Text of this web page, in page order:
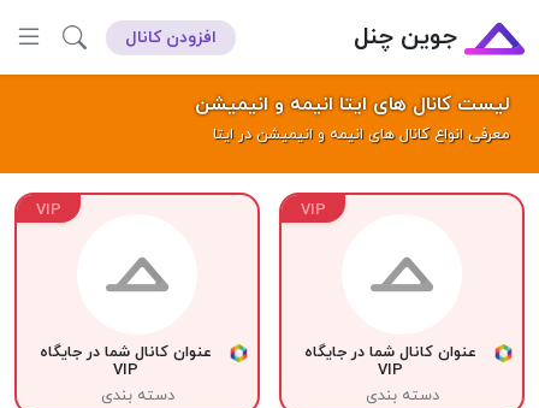
جوین چنل افزودن کانال
لیست کانال های ایتا انیمه و انیمیشن
معرفی انواع کانال های انیمه و انیمیشن در ایتا
VIP
عنوان کانال شما در جایگاه
VIP
دسته بندی
VIP
عنوان کانال شما در جایگاه
VIP
دسته بندی